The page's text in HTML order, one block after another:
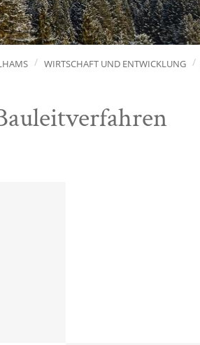
WIRTSCHAFT UND ENTWICKLUNG